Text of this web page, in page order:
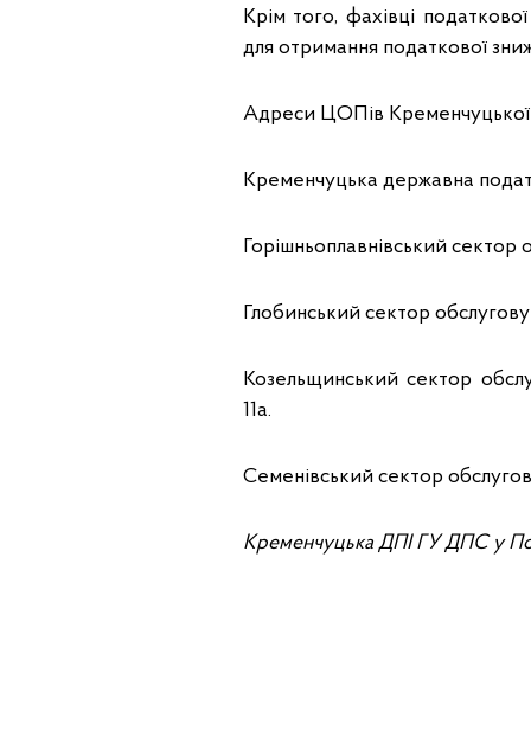
Крім того, фахівці
для отримання податкової
Адреси ЦОПів Кременчуцької
Кременчуцька державна
Горішньоплавнівський сектор
Глобинський сектор
Козельщинський сектор
11а.
Семенівський сектор
Кременчуцька ДПІ ГУ ДПС у